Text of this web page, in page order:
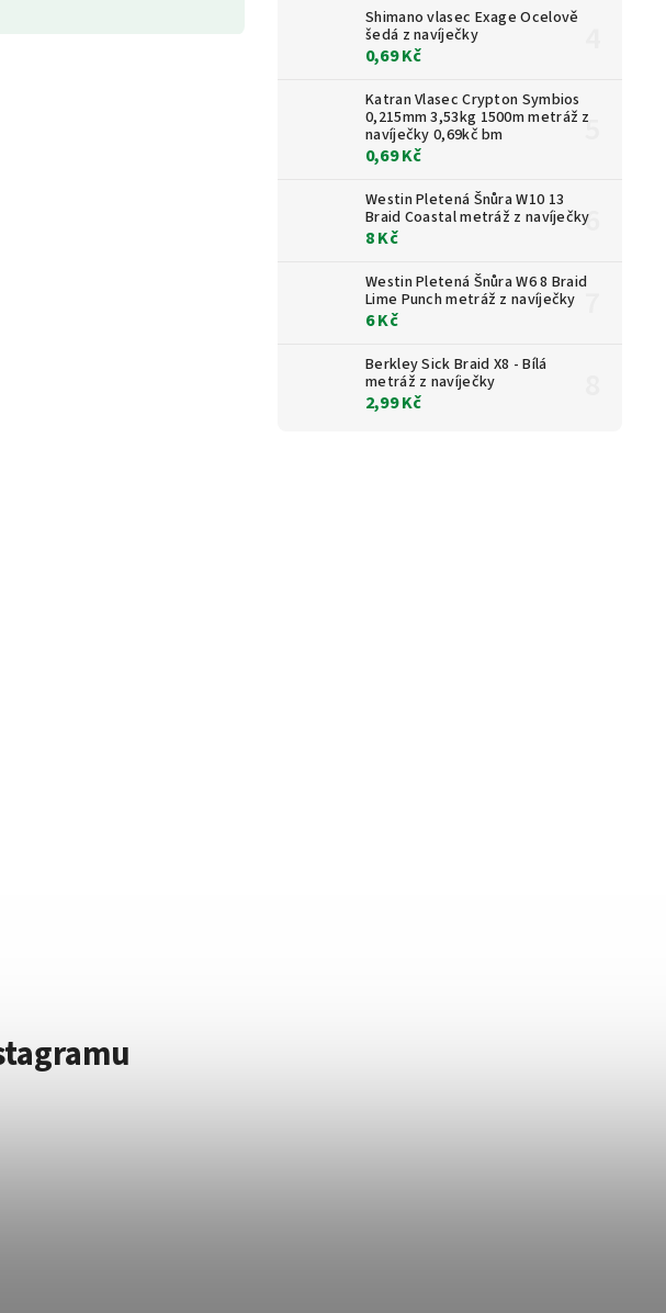
Shimano vlasec Exage Ocelově
šedá z navíječky
0,69 Kč
Katran Vlasec Crypton Symbios
0,215mm 3,53kg 1500m metráž z
navíječky 0,69kč bm
0,69 Kč
Westin Pletená Šnůra W10 13
Braid Coastal metráž z navíječky
8 Kč
Westin Pletená Šnůra W6 8 Braid
Lime Punch metráž z navíječky
6 Kč
Berkley Sick Braid X8 - Bílá
metráž z navíječky
2,99 Kč